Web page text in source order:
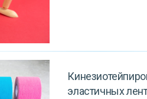
эластичных